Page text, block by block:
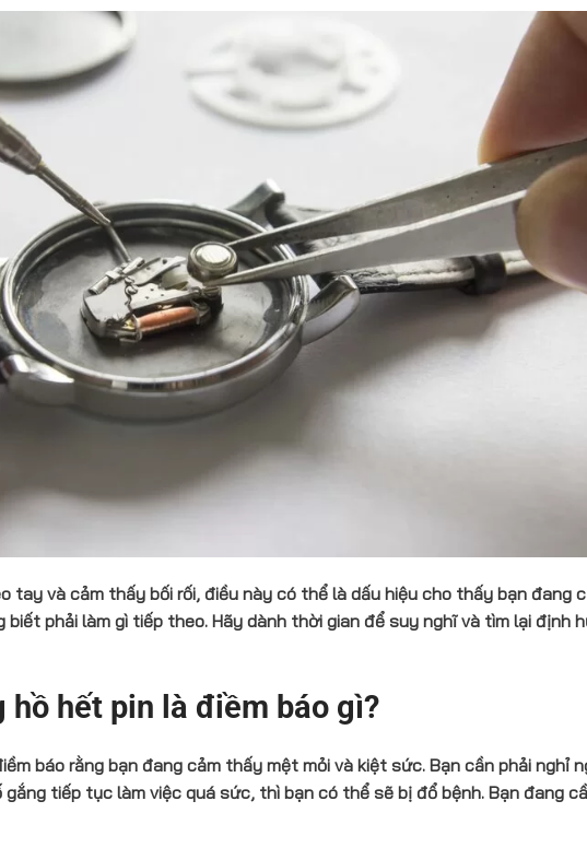
tay và cảm thấy bối rối, điều này có thể là dấu hiệu cho thấy bạn đang
phải làm gì tiếp theo. Hãy dành thời gian để suy nghĩ và tìm lại định
hồ hết pin là điềm báo gì?
báo rằng bạn đang cảm thấy mệt mỏi và kiệt sức. Bạn cần phải nghỉ
gắng tiếp tục làm việc quá sức, thì bạn có thể sẽ bị đổ bệnh. Bạn đang